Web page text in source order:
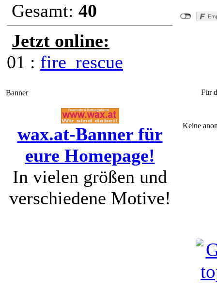
Gesamt: 40
Jetzt online:
01 : fire_rescue
Banner
wax.at-Banner für
eure Homepage!
In vielen größen und
verschiedene Motive!
Für
Keine